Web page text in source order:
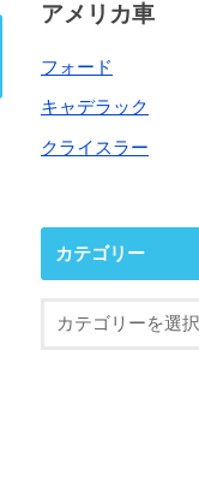
アメリカ車
フォード
キャデラック
クライスラー
カテゴリー